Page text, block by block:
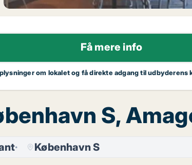
Få mere info
om lokalet og få direkte adgang til
S,
København S